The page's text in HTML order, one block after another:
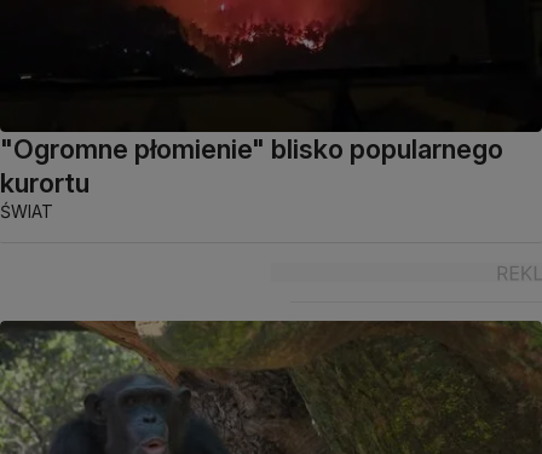
"Ogromne płomienie" blisko popularnego
kurortu
ŚWIAT